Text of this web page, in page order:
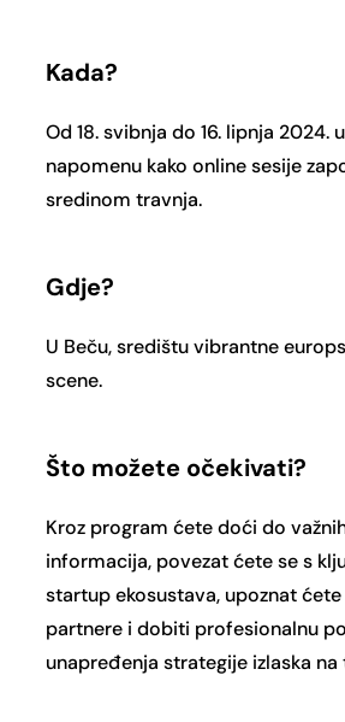
Kada?
Od 18. svibnja do 16. lipnja 2024.
napomenu kako online sesije
sredinom travnja.
Gdje?
U Beču, središtu vibrantne
scene.
Što možete očekivati?
Kroz program ćete doći do
informacija, povezat ćete se s
startup ekosustava, upoznat
partnere i dobiti profesionalnu
unapređenja strategije izlaska